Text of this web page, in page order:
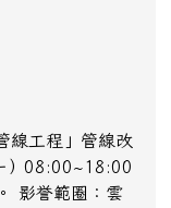
線工程」管線改
）08:00~18:00
影誉範圈：雲